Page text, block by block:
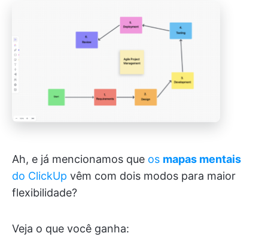
Ah, e já mencionamos que os mapas mentais
do ClickUp vêm com dois modos para maior
flexibilidade?
Veja o que você ganha: